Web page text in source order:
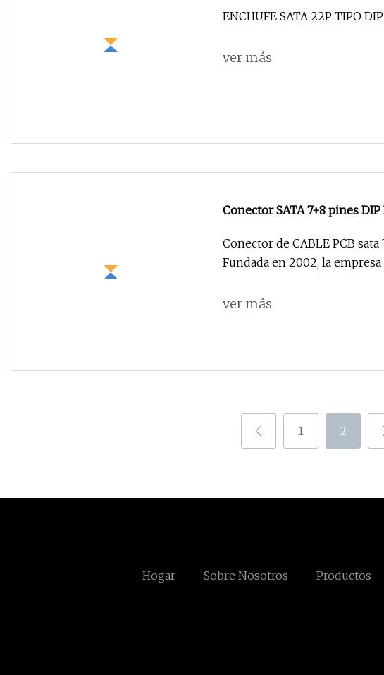
ENCHUFE SATA 22P TIPO
ver más
Conector SATA 7+8 pines DIP
Conector de CABLE PCB
Fundada en 2002, la
ver más
1 2
Hogar Sobre Nosotros Productos